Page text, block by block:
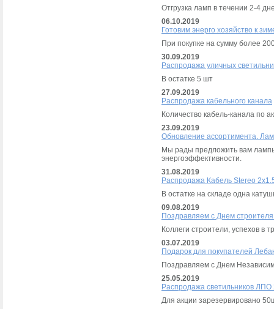
Отгрузка ламп в течении 2-4
06.10.2019
Готовим энерго хозяйство к
При покупке на сумму более
30.09.2019
Распродажа уличных
В остатке 5 шт
27.09.2019
Распродажа кабельного канала
Количество кабель-канала по
23.09.2019
Обновление ассортимента.
Мы рады предложить вам
энергоэффективности.
31.08.2019
Распродажа Кабель Stereo
В остатке на складе одна
09.08.2019
Поздравляем с Днем
Коллеги строители, успехов в
03.07.2019
Подарок для покупателей
Поздравляем с Днем
25.05.2019
Распродажа светильников
Для акции зарезервировано